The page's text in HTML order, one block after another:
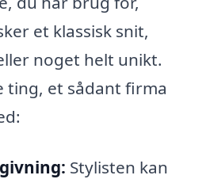
et klassisk snit,
noget helt unikt.
ting, et sådant firma
Stylisten kan